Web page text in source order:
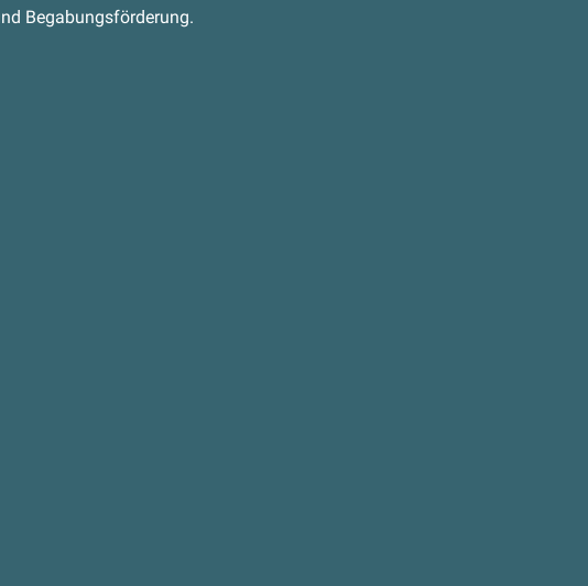
Begabungsförderung.